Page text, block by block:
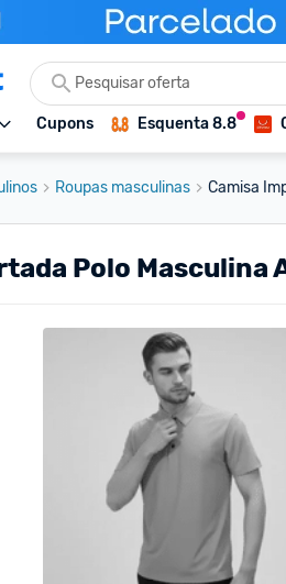
Cupons Esquenta 8.8
Roupas masculinas Camisa
Polo Masculina